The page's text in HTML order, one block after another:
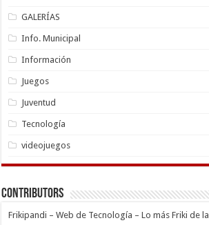
GALERÍAS
Info. Municipal
Información
Juegos
Juventud
Tecnología
videojuegos
Contributors
Frikipandi – Web de Tecnología – Lo más Friki de